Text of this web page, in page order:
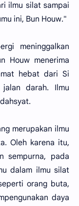
ilmu silat sampai
ini, Bun Houw."
meninggalkan
Houw menerima
hebat dari Si
darah. Ilmu
merupakan ilmu
Oleh karena itu,
sempurna, pada
dalam ilmu silat
orang buta,
daya